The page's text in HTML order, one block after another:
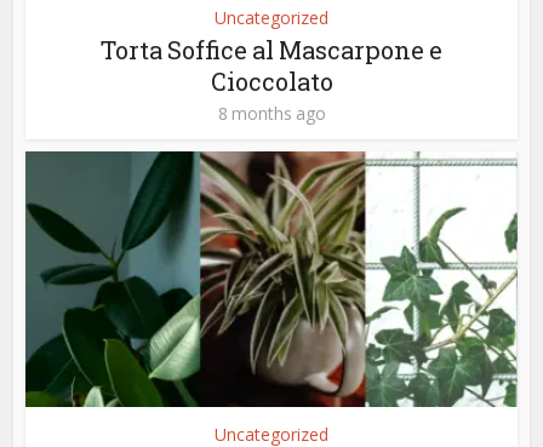
Uncategorized
Torta Soffice al Mascarpone e
Cioccolato
8 months ago
Uncategorized